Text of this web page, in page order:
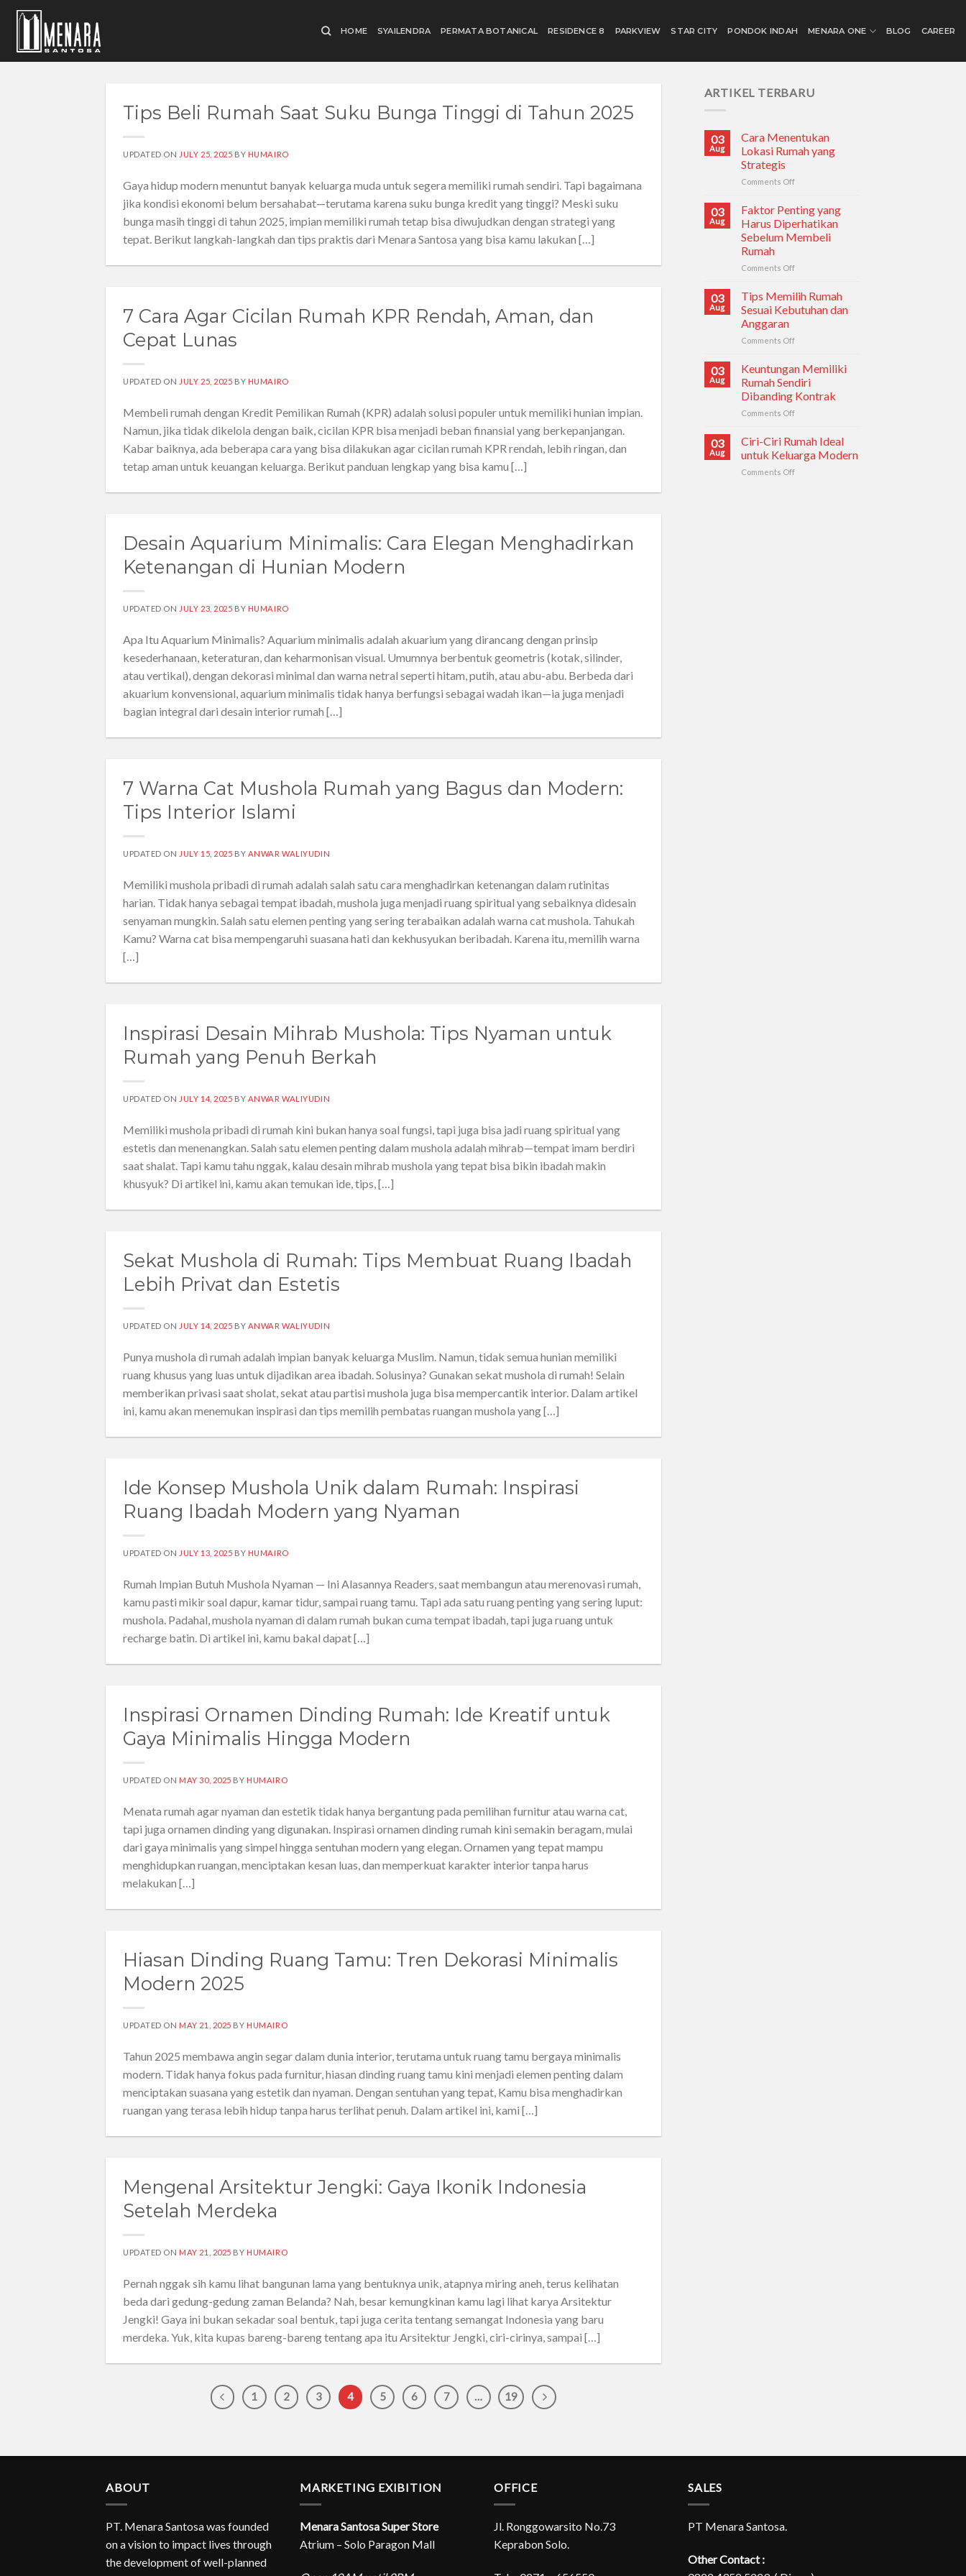
Skip
HOME SYAILENDRA PERMATA BOTANICAL RESIDENCE 8 PARKVIEW STAR CITY PONDOK INDAH MENARA ONE BLOG CAREER
Tips Beli Rumah Saat Suku Bunga Tinggi di Tahun 2025
UPDATED ON JULY 25, 2025 BY HUMAIRO
Gaya hidup modern menuntut banyak keluarga muda untuk segera memiliki rumah sendiri. Tapi bagaimana
jika kondisi ekonomi belum bersahabat—terutama karena suku bunga kredit yang tinggi? Meski suku
bunga masih tinggi di tahun 2025, impian memiliki rumah tetap bisa diwujudkan dengan strategi yang
tepat. Berikut langkah-langkah dan tips praktis dari Menara Santosa yang bisa kamu lakukan […]
7 Cara Agar Cicilan Rumah KPR Rendah, Aman, dan
Cepat Lunas
UPDATED ON JULY 25, 2025 BY HUMAIRO
Membeli rumah dengan Kredit Pemilikan Rumah (KPR) adalah solusi populer untuk memiliki hunian impian.
Namun, jika tidak dikelola dengan baik, cicilan KPR bisa menjadi beban finansial yang berkepanjangan.
Kabar baiknya, ada beberapa cara yang bisa dilakukan agar cicilan rumah KPR rendah, lebih ringan, dan
tetap aman untuk keuangan keluarga. Berikut panduan lengkap yang bisa kamu […]
Desain Aquarium Minimalis: Cara Elegan Menghadirkan
Ketenangan di Hunian Modern
UPDATED ON JULY 23, 2025 BY HUMAIRO
Apa Itu Aquarium Minimalis? Aquarium minimalis adalah akuarium yang dirancang dengan prinsip
kesederhanaan, keteraturan, dan keharmonisan visual. Umumnya berbentuk geometris (kotak, silinder,
atau vertikal), dengan dekorasi minimal dan warna netral seperti hitam, putih, atau abu-abu. Berbeda dari
akuarium konvensional, aquarium minimalis tidak hanya berfungsi sebagai wadah ikan—ia juga menjadi
bagian integral dari desain interior rumah […]
7 Warna Cat Mushola Rumah yang Bagus dan Modern:
Tips Interior Islami
UPDATED ON JULY 15, 2025 BY ANWAR WALIYUDIN
Memiliki mushola pribadi di rumah adalah salah satu cara menghadirkan ketenangan dalam rutinitas
harian. Tidak hanya sebagai tempat ibadah, mushola juga menjadi ruang spiritual yang sebaiknya didesain
senyaman mungkin. Salah satu elemen penting yang sering terabaikan adalah warna cat mushola. Tahukah
Kamu? Warna cat bisa mempengaruhi suasana hati dan kekhusyukan beribadah. Karena itu, memilih warna
[…]
Inspirasi Desain Mihrab Mushola: Tips Nyaman untuk
Rumah yang Penuh Berkah
UPDATED ON JULY 14, 2025 BY ANWAR WALIYUDIN
Memiliki mushola pribadi di rumah kini bukan hanya soal fungsi, tapi juga bisa jadi ruang spiritual yang
estetis dan menenangkan. Salah satu elemen penting dalam mushola adalah mihrab—tempat imam berdiri
saat shalat. Tapi kamu tahu nggak, kalau desain mihrab mushola yang tepat bisa bikin ibadah makin
khusyuk? Di artikel ini, kamu akan temukan ide, tips, […]
Sekat Mushola di Rumah: Tips Membuat Ruang Ibadah
Lebih Privat dan Estetis
UPDATED ON JULY 14, 2025 BY ANWAR WALIYUDIN
Punya mushola di rumah adalah impian banyak keluarga Muslim. Namun, tidak semua hunian memiliki
ruang khusus yang luas untuk dijadikan area ibadah. Solusinya? Gunakan sekat mushola di rumah! Selain
memberikan privasi saat sholat, sekat atau partisi mushola juga bisa mempercantik interior. Dalam artikel
ini, kamu akan menemukan inspirasi dan tips memilih pembatas ruangan mushola yang […]
Ide Konsep Mushola Unik dalam Rumah: Inspirasi
Ruang Ibadah Modern yang Nyaman
UPDATED ON JULY 13, 2025 BY HUMAIRO
Rumah Impian Butuh Mushola Nyaman — Ini Alasannya Readers, saat membangun atau merenovasi rumah,
kamu pasti mikir soal dapur, kamar tidur, sampai ruang tamu. Tapi ada satu ruang penting yang sering luput:
mushola. Padahal, mushola nyaman di dalam rumah bukan cuma tempat ibadah, tapi juga ruang untuk
recharge batin. Di artikel ini, kamu bakal dapat […]
Inspirasi Ornamen Dinding Rumah: Ide Kreatif untuk
Gaya Minimalis Hingga Modern
UPDATED ON MAY 30, 2025 BY HUMAIRO
Menata rumah agar nyaman dan estetik tidak hanya bergantung pada pemilihan furnitur atau warna cat,
tapi juga ornamen dinding yang digunakan. Inspirasi ornamen dinding rumah kini semakin beragam, mulai
dari gaya minimalis yang simpel hingga sentuhan modern yang elegan. Ornamen yang tepat mampu
menghidupkan ruangan, menciptakan kesan luas, dan memperkuat karakter interior tanpa harus
melakukan […]
Hiasan Dinding Ruang Tamu: Tren Dekorasi Minimalis
Modern 2025
UPDATED ON MAY 21, 2025 BY HUMAIRO
Tahun 2025 membawa angin segar dalam dunia interior, terutama untuk ruang tamu bergaya minimalis
modern. Tidak hanya fokus pada furnitur, hiasan dinding ruang tamu kini menjadi elemen penting dalam
menciptakan suasana yang estetik dan nyaman. Dengan sentuhan yang tepat, Kamu bisa menghadirkan
ruangan yang terasa lebih hidup tanpa harus terlihat penuh. Dalam artikel ini, kami […]
Mengenal Arsitektur Jengki: Gaya Ikonik Indonesia
Setelah Merdeka
UPDATED ON MAY 21, 2025 BY HUMAIRO
Pernah nggak sih kamu lihat bangunan lama yang bentuknya unik, atapnya miring aneh, terus kelihatan
beda dari gedung-gedung zaman Belanda? Nah, besar kemungkinan kamu lagi lihat karya Arsitektur
Jengki! Gaya ini bukan sekadar soal bentuk, tapi juga cerita tentang semangat Indonesia yang baru
merdeka. Yuk, kita kupas bareng-bareng tentang apa itu Arsitektur Jengki, ciri-cirinya, sampai […]
1 2 3 4 5 6 7 … 19
ARTIKEL TERBARU
03
Aug
Cara Menentukan
Lokasi Rumah yang
Strategis
Comments Offon
Menentukan
Lokasi
Rumah
yang
03
Aug
Faktor Penting yang
Harus Diperhatikan
Sebelum Membeli
Rumah
Comments Offon
Penting
Harus
Sebelum
Rumah
03
Aug
Tips Memilih Rumah
Sesuai Kebutuhan dan
Anggaran
Comments Offon
Memilih
Sesuai
Kebutuhan
dan
03
Aug
Keuntungan Memiliki
Rumah Sendiri
Dibanding Kontrak
Comments Offon
Memiliki
Sendiri
Dibanding
03
Aug
Ciri-Ciri Rumah Ideal
untuk Keluarga Modern
Comments Offon
ABOUT
PT. Menara Santosa was founded
on a vision to impact lives through
the development of well-planned
MARKETING EXIBITION
Menara Santosa Super Store
Atrium – Solo Paragon Mall
OFFICE
Jl. Ronggowarsito No.73
Keprabon Solo.
SALES
PT Menara Santosa.
Other Contact :